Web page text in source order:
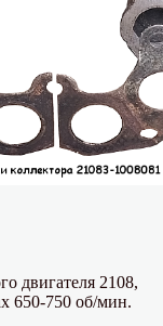
двигателя 2108,
650-750 об/мин.